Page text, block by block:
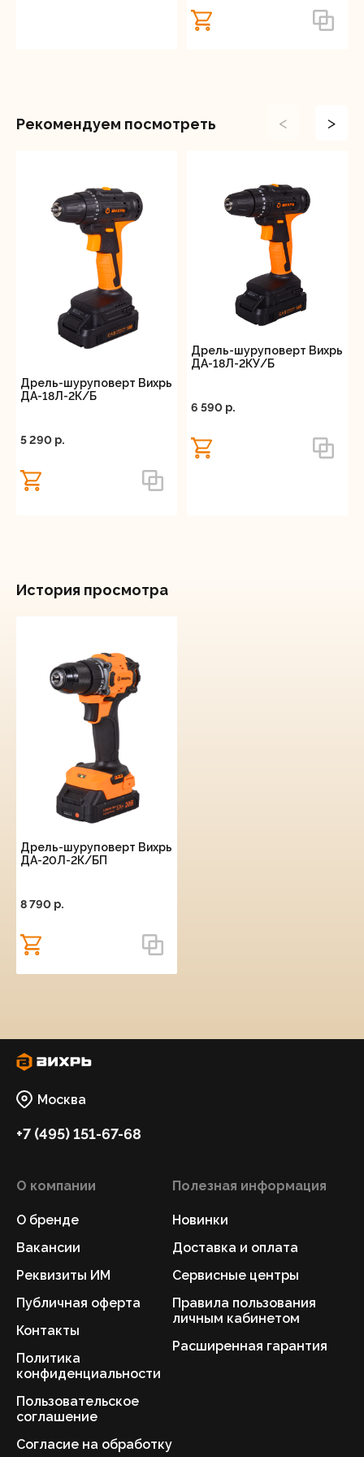
Рекомендуем посмотреть < >
Дрель-шуруповерт Вихрь
ДА-18Л-2К/Б
5 290 p.
Дрель-шуруповерт Вихрь
ДА-18Л-2КУ/Б
6 590 p.
История просмотра
Дрель-шуруповерт Вихрь
ДА-20Л-2К/БП
8 790 p.
Москва
+7 (495) 151-67-68
О компании
О бренде
Вакансии
Реквизиты ИМ
Публичная оферта
Контакты
Политика
конфиденциальности
Пользовательское
соглашение
Согласие на обработку
Полезная информация
Новинки
Доставка и оплата
Сервисные центры
Правила пользования
личным кабинетом
Расширенная гарантия